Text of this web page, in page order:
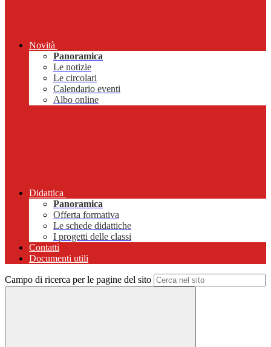
Novità
Panoramica
Le notizie
Le circolari
Calendario eventi
Albo online
Didattica
Panoramica
Offerta formativa
Le schede didattiche
I progetti delle classi
Contatti
Documenti utili
Campo di ricerca per le pagine del sito